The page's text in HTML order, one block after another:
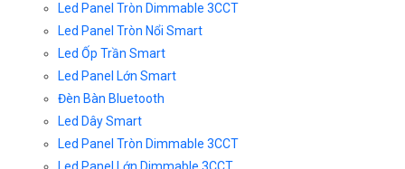
Led Panel Tròn Dimmable 3CCT
Led Panel Tròn Nổi Smart
Led Ốp Trần Smart
Led Panel Lớn Smart
Đèn Bàn Bluetooth
Led Dây Smart
Led Panel Tròn Dimmable 3CCT